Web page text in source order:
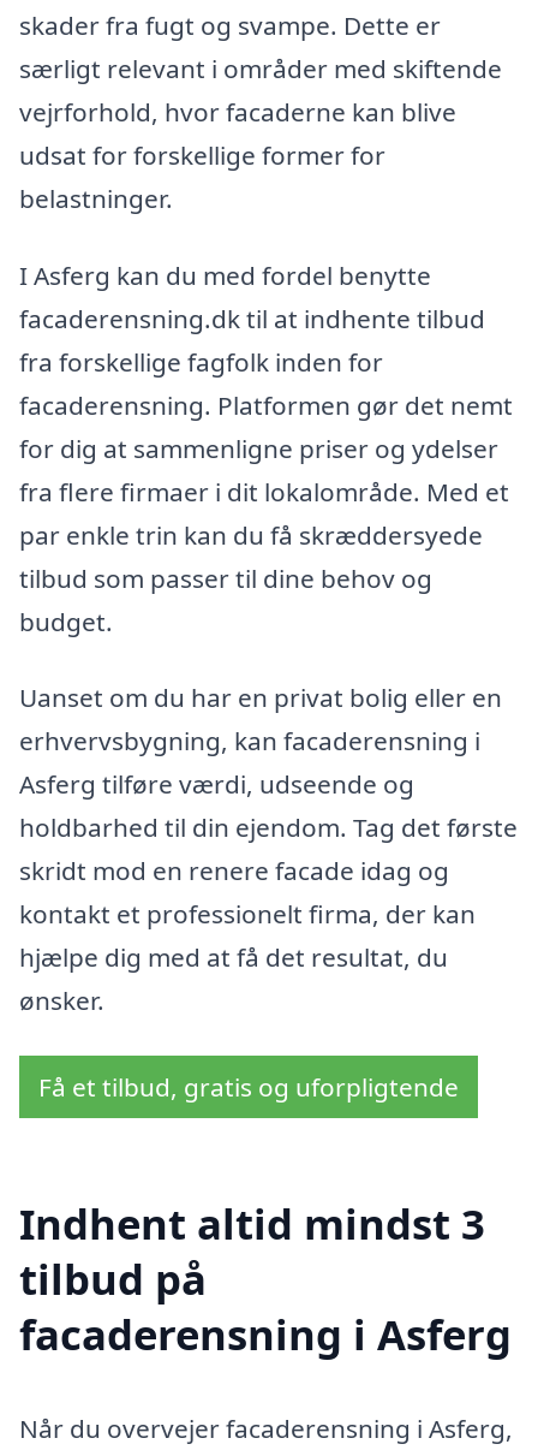
skader fra fugt og svampe. Dette er
særligt relevant i områder med skiftende
vejrforhold, hvor facaderne kan blive
udsat for forskellige former for
belastninger.
I Asferg kan du med fordel benytte
facaderensning.dk til at indhente tilbud
fra forskellige fagfolk inden for
facaderensning. Platformen gør det nemt
for dig at sammenligne priser og ydelser
fra flere firmaer i dit lokalområde. Med et
par enkle trin kan du få skræddersyede
tilbud som passer til dine behov og
budget.
Uanset om du har en privat bolig eller en
erhvervsbygning, kan facaderensning i
Asferg tilføre værdi, udseende og
holdbarhed til din ejendom. Tag det første
skridt mod en renere facade idag og
kontakt et professionelt firma, der kan
hjælpe dig med at få det resultat, du
ønsker.
Få et tilbud, gratis og uforpligtende
Indhent altid mindst 3
tilbud på
facaderensning i Asferg
Når du overvejer facaderensning i Asferg,